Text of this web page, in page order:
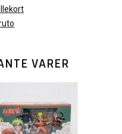
VARER